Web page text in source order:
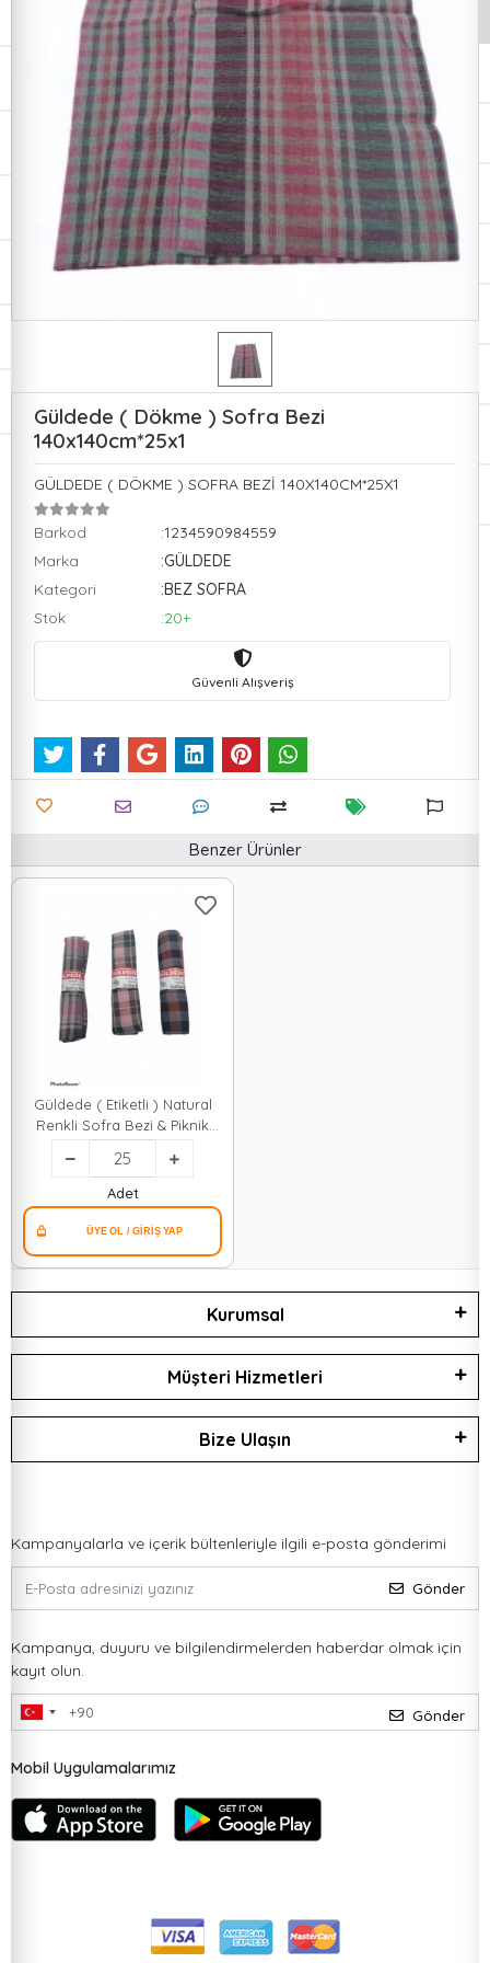
Güldede ( Dökme ) Sofra Bezi
140x140cm*25x1
GÜLDEDE ( DÖKME ) SOFRA BEZİ 140X140CM*25X1
Barkod
:1234590984559
Marka
:GÜLDEDE
Kategori
:BEZ SOFRA
Stok
:20+
Güvenli Alışveriş
Benzer Ürünler
Güldede ( Etiketli ) Natural
Renkli Sofra Bezi & Piknik
Örtüsü 140x140cm*25x1
Adet
Kurumsal
Müşteri Hizmetleri
Bize Ulaşın
Kampanyalarla ve içerik bültenleriyle ilgili e-posta gönderimi
Gönder
Kampanya, duyuru ve bilgilendirmelerden haberdar olmak için
kayıt olun.
Gönder
Mobil Uygulamalarımız